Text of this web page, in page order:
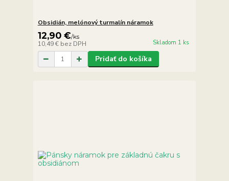
Obsidián, melónový turmalín náramok
12,90 €/ks
10,49 € bez DPH Skladom 1 ks
Pridať do košíka